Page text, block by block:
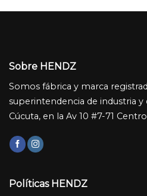
Sobre HENDZ
Somos fábrica y marca
superintendencia de industria
Cúcuta, en la Av 10 #7-71
Políticas HENDZ